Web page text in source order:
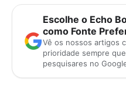
Escolhe o Echo
como Fonte
Vê os nossos artigos
prioridade sempre que
pesquisares no